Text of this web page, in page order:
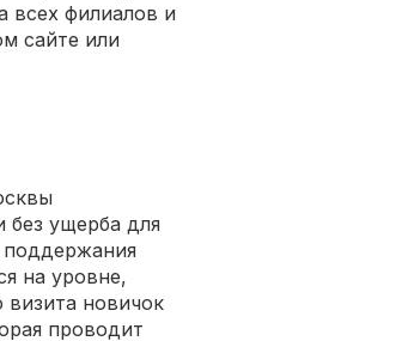
всех филиалов и
сайте или
без ущерба для
поддержания
на уровне,
новичок
проводит